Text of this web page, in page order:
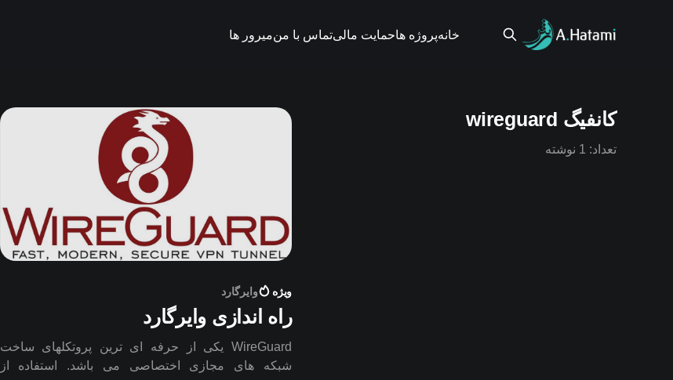
خانهپروژه هاحمایت مالیتماس با منمیرور ها
کانفیگ wireguard
تعداد: 1 نوشته
ویژه وایرگارد
راه اندازی وایرگارد
WireGuard یکی از حرفه ای ترین پروتکلهای ساخت
شبکه های مجازی اختصاصی می باشد. استفاده از